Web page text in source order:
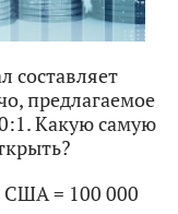
составляет
предлагаемое
Какую самую
США = 100 000